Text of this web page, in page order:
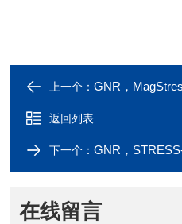
上一个： GNR，
返回列表
下一个： GNR，STRESS-X残
在线留言